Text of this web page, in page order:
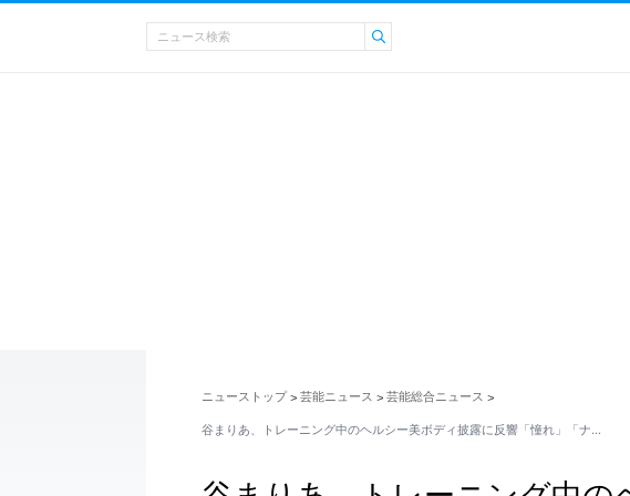
ニューストップ > 芸能ニュース > 芸能総合ニュース >
谷まりあ、トレーニング中のヘルシー美ボディ披露に反響「憧れ」「ナ…